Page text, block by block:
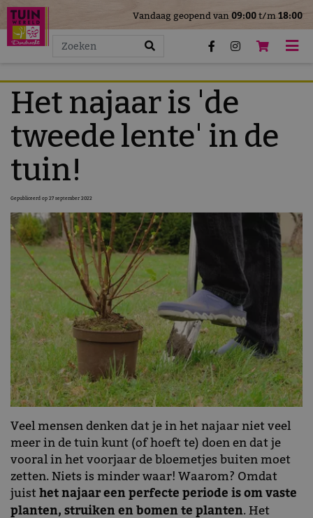
Vandaag geopend van09:00t/m18:00
Het najaar is 'de
tweede lente' in de
tuin!
Gepubliceerd op 27 september 2022
Veel mensen denken dat je in het najaar niet veel
meer in de tuin kunt (of hoeft te) doen en dat je
vooral in het voorjaar de bloemetjes buiten moet
zetten. Niets is minder waar! Waarom? Omdat
juisthet najaar een perfecte periode is om vaste
planten, struiken en bomen te planten. Het